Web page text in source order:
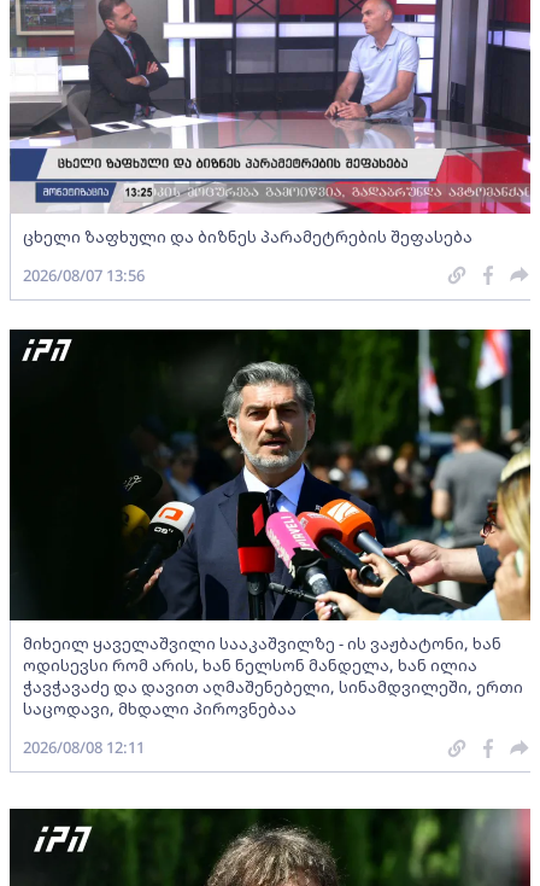
ცხელი ზაფხული და ბიზნეს პარამეტრების შეფასება
2026/08/07 13:56
მიხეილ ყაველაშვილი სააკაშვილზე - ის ვაჟბატონი, ხან
ოდისევსი რომ არის, ხან ნელსონ მანდელა, ხან ილია
ჭავჭავაძე და დავით აღმაშენებელი, სინამდვილეში, ერთი
საცოდავი, მხდალი პიროვნებაა
2026/08/08 12:11